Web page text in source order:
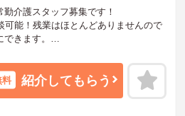
介護スタッフ募集です！
可能！残業はほとんどありませんので
きます。
ポイントなど、さらに詳細をお話しい
ださい。
料 紹介してもらう